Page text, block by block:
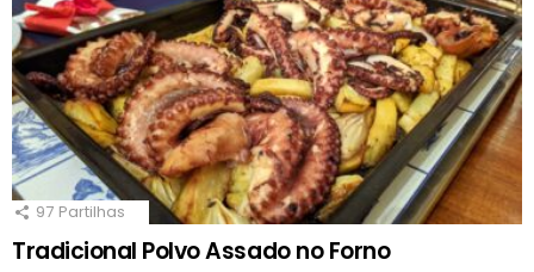
97 Partilhas
Tradicional Polvo Assado no Forno